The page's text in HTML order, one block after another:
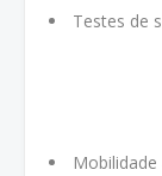
Testes de
Mobilidade